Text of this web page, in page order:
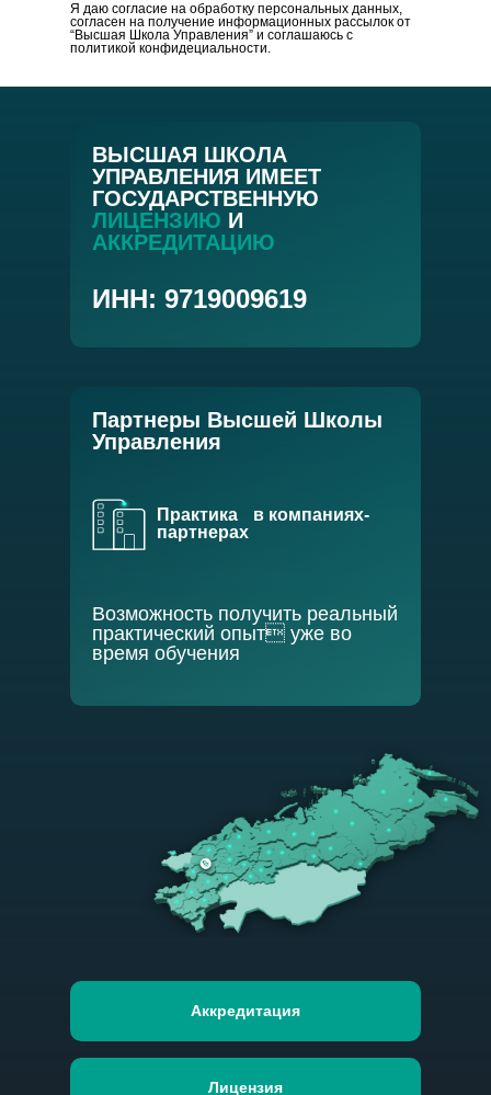
Я даю согласие на обработку персональных данных,
согласен на получение информационных рассылок от
“Высшая Школа Управления” и соглашаюсь с
политикой конфидециальности.
ВЫСШАЯ ШКОЛА
УПРАВЛЕНИЯ ИМЕЕТ
ГОСУДАРСТВЕННУЮ
ЛИЦЕНЗИЮ И
АККРЕДИТАЦИЮ
ИНН: 9719009619
Аккредитация
Лицензия
Партнеры Высшей Школы
Управления
Практика в компаниях-
партнерах
Возможность получить реальный
практический опыт уже во
время обучения